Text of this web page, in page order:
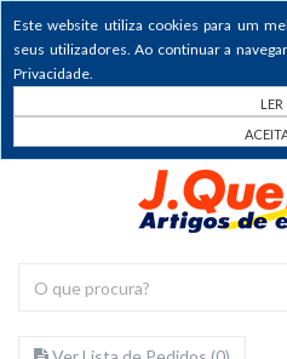
Este website utiliza cookies para um
seus utilizadores. Ao continuar a
Privacidade.
LER